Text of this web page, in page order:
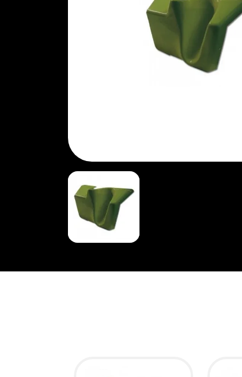
COMMANDE, CABLE, PEDALES, FIXATIONS
PLAQUETTES ETRIER (29)
FREIN A MAIN (31)
TRANSMISSION
BOITE DE VITESSES (33)